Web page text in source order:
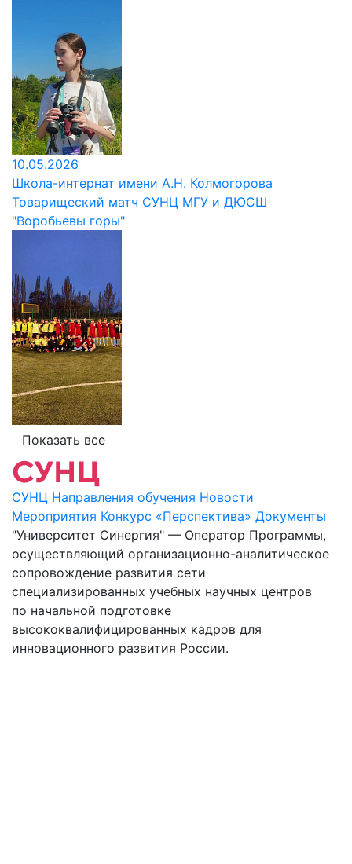
10.05.2026
Школа-интернат имени А.Н. Колмогорова
Товарищеский матч СУНЦ МГУ и ДЮСШ
"Воробьевы горы"
Показать все
СУНЦ Направления обучения Новости
Мероприятия Конкурс «Перспектива» Документы
"Университет Синергия" — Оператор Программы,
осуществляющий организационно-аналитическое
сопровождение развития сети
специализированных учебных научных центров
по начальной подготовке
высококвалифицированных кадров для
инновационного развития России.